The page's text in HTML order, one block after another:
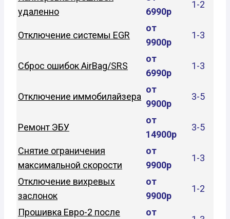
удаленно
6990р
1-2
Отключение системы EGR
от
9900р
1-3
Сброс ошибок AirBag/SRS
от
6990р
1-3
Отключение иммобилайзера
от
9900р
3-5
Ремонт ЭБУ
от
14900р
3-5
Снятие ограничения
максимальной скорости
от
9900р
1-3
Отключение вихревых
заслонок
от
9900р
1-2
Прошивка Евро-2 после
от